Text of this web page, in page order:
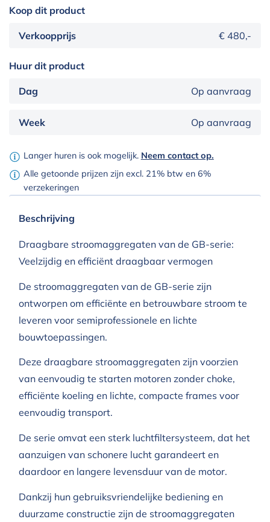
Koop dit product
Verkoopprijs € 480,-
Huur dit product
Dag Op aanvraag
Week Op aanvraag
Langer huren is ook mogelijk. Neem contact op.
Alle getoonde prijzen zijn excl. 21% btw en 6%
verzekeringen
Beschrijving
Draagbare stroomaggregaten van de GB-serie:
Veelzijdig en efficiënt draagbaar vermogen
De stroomaggregaten van de GB-serie zijn
ontworpen om efficiënte en betrouwbare stroom te
leveren voor semiprofessionele en lichte
bouwtoepassingen.
Deze draagbare stroomaggregaten zijn voorzien
van eenvoudig te starten motoren zonder choke,
efficiënte koeling en lichte, compacte frames voor
eenvoudig transport.
De serie omvat een sterk luchtfiltersysteem, dat het
aanzuigen van schonere lucht garandeert en
daardoor en langere levensduur van de motor.
Dankzij hun gebruiksvriendelijke bediening en
duurzame constructie zijn de stroomaggregaten